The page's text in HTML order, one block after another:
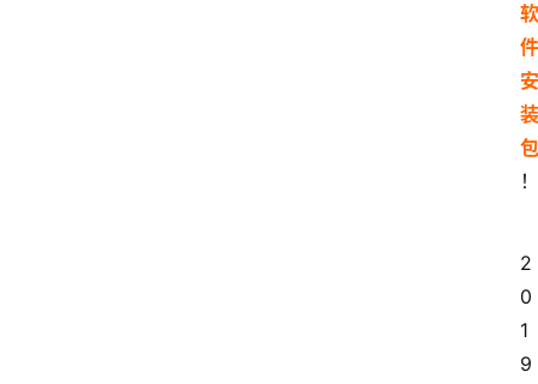
软
件
安
装
包
！
2
0
1
9